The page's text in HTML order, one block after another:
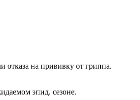
отказа на прививку от гриппа.
эпид. сезоне.